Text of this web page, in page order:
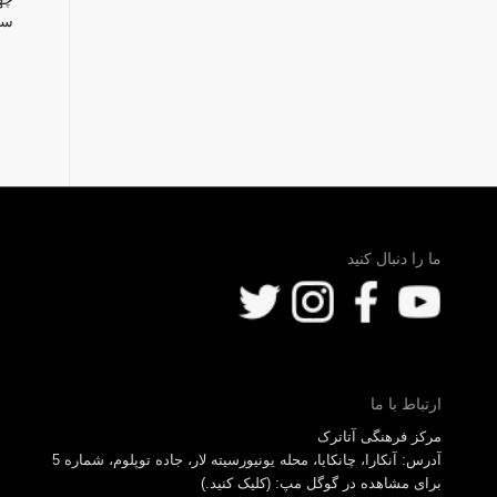
ما را دنبال کنید
ارتباط با ما
مرکز فرهنگی آتاترک
آدرس: آنکارا، چانکایا، محله یونیورسیته لار، جاده توپلوم، شماره 5
برای مشاهده در گوگل مپ: (کلیک کنید.)